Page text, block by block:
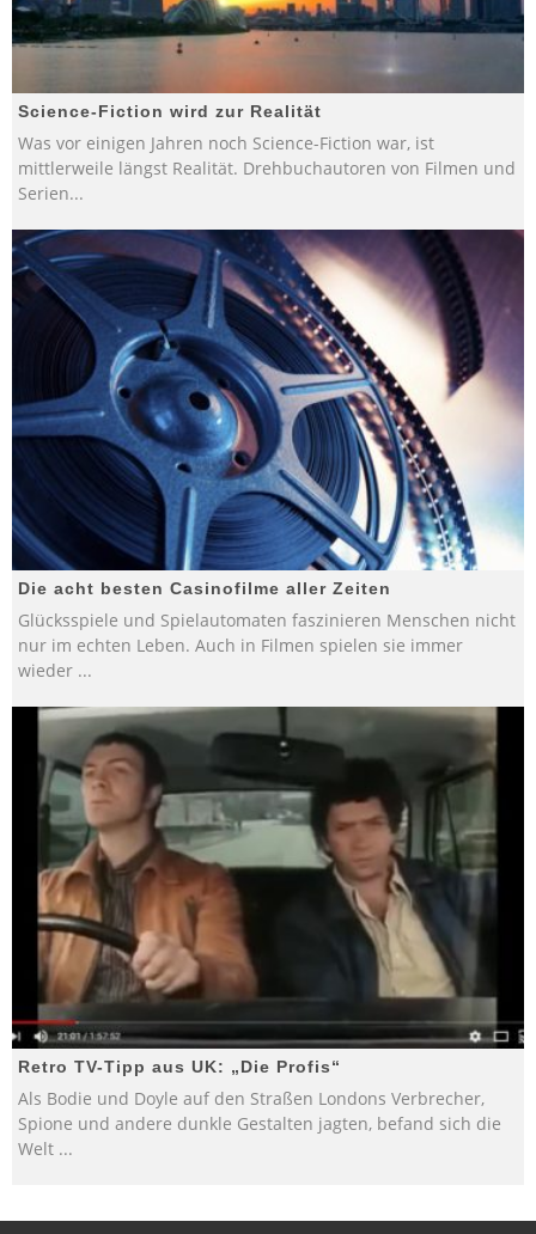
Science-Fiction wird zur Realität
Was vor einigen Jahren noch Science-Fiction war, ist
mittlerweile längst Realität. Drehbuchautoren von Filmen und
Serien...
Die acht besten Casinofilme aller Zeiten
Glücksspiele und Spielautomaten faszinieren Menschen nicht
nur im echten Leben. Auch in Filmen spielen sie immer
wieder ...
Retro TV-Tipp aus UK: „Die Profis“
Als Bodie und Doyle auf den Straßen Londons Verbrecher,
Spione und andere dunkle Gestalten jagten, befand sich die
Welt ...